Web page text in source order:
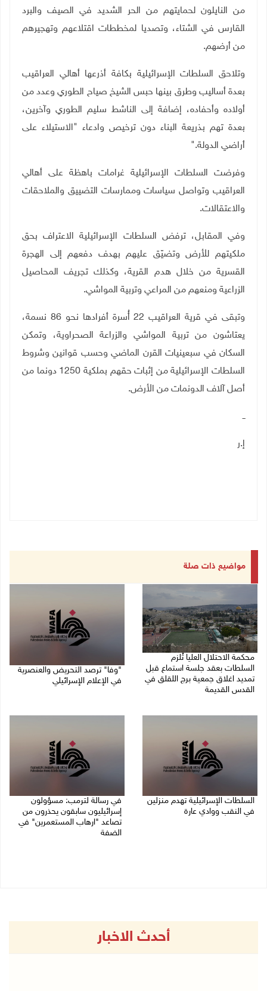
من النايلون لحمايتهم من الحر الشديد في الصيف والبرد
القارس في الشتاء، وتصديا لمخططات اقتلاعهم وتهجيرهم
من أرضهم.
وتلاحق السلطات الإسرائيلية بكافة أذرعها أهالي العراقيب
بعدة أساليب وطرق بينها حبس الشيخ صياح الطوري وعدد من
أولاده وأحفاده، إضافة إلى الناشط سليم الطوري وآخرين،
بعدة تهم بذريعة البناء دون ترخيص وادعاء "الاستيلاء على
أراضي الدولة".
وفرضت السلطات الإسرائيلية غرامات باهظة على أهالي
العراقيب وتواصل سياسات وممارسات التضييق والملاحقات
والاعتقالات.
وفي المقابل، ترفض السلطات الإسرائيلية الاعتراف بحق
ملكيتهم للأرض وتضيّق عليهم بهدف دفعهم إلى الهجرة
القسرية من خلال هدم القرية، وكذلك تجريف المحاصيل
الزراعية ومنعهم من المراعي وتربية المواشي.
وتبقى في قرية العراقيب 22 أُسرة أفرادها نحو 86 نسمة،
يعتاشون من تربية المواشي والزراعة الصحراوية، وتمكن
السكان في سبعينيات القرن الماضي وحسب قوانين وشروط
السلطات الإسرائيلية من إثبات حقهم بملكية 1250 دونما من
أصل آلاف الدونمات من الأرض.
ــ
إ.ر
مواضيع ذات صلة
محكمة الاحتلال العليا تُلزم
السلطات بعقد جلسة استماع قبل
تمديد اغلاق جمعية برج اللقلق في
القدس القديمة
"وفا" ترصد التحريض والعنصرية
في الإعلام الإسرائيلي
السلطات الإسرائيلية تهدم منزلين
في النقب ووادي عارة
في رسالة لترمب: مسؤولون
إسرائيليون سابقون يحذرون من
تصاعد "ارهاب المستعمرين" في
الضفة
أحدث الاخبار